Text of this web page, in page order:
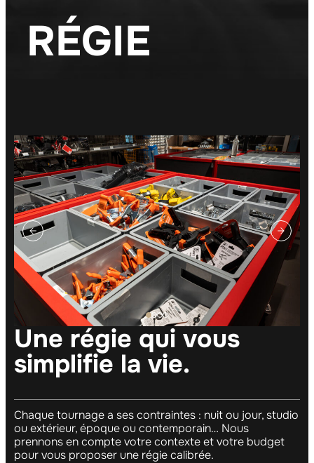
RÉGIE
Une régie qui vous
simplifie la vie.
Chaque tournage a ses contraintes : nuit ou jour, studio
ou extérieur, époque ou contemporain… Nous
prennons en compte votre contexte et votre budget
pour vous proposer une régie calibrée.